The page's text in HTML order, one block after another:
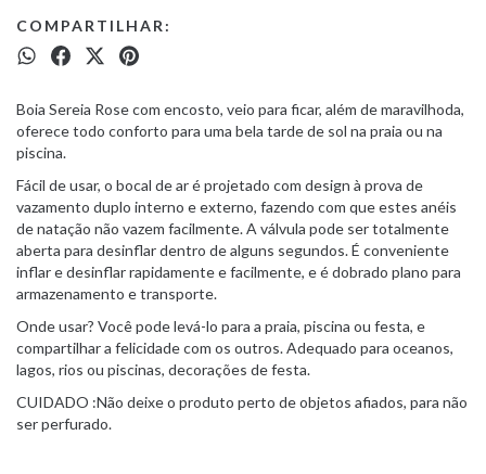
COMPARTILHAR:
Boia Sereia Rose com encosto, veio para ficar, além de maravilhoda,
oferece todo conforto para uma bela tarde de sol na praia ou na
piscina.
Fácil de usar, o bocal de ar é projetado com design à prova de
vazamento duplo interno e externo, fazendo com que estes anéis
de natação não vazem facilmente. A válvula pode ser totalmente
aberta para desinflar dentro de alguns segundos. É conveniente
inflar e desinflar rapidamente e facilmente, e é dobrado plano para
armazenamento e transporte.
Onde usar? Você pode levá-lo para a praia, piscina ou festa, e
compartilhar a felicidade com os outros. Adequado para oceanos,
lagos, rios ou piscinas, decorações de festa.
CUIDADO :Não deixe o produto perto de objetos afiados, para não
ser perfurado.